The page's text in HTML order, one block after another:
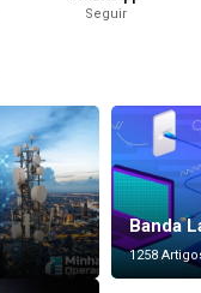
Seguir
Banda
1258